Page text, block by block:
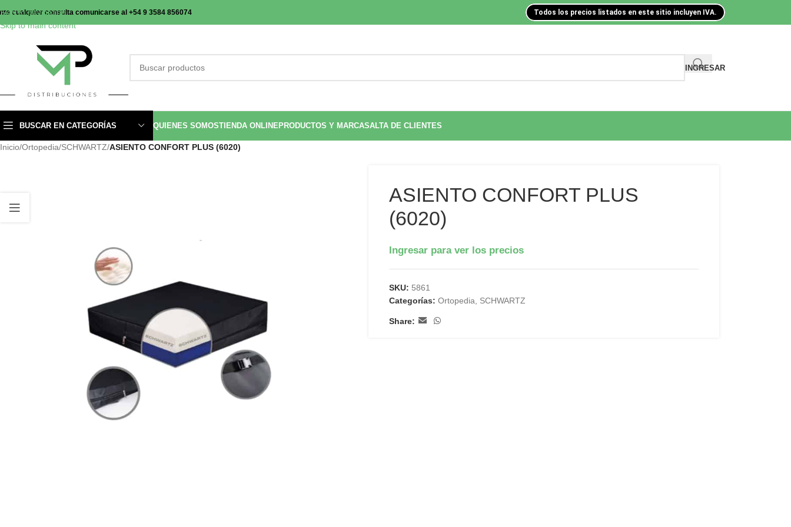
Skip to navigation
Skip to main content
cualquier consulta comunicarse al +54 9 3584 856074 Todos los precios listados en este sitio incluyen IVA.
INGRESAR
BUSCAR EN CATEGORÍAS QUIENES SOMOSTIENDA ONLINEPRODUCTOS Y MARCASALTA DE CLIENTES
Inicio/Ortopedia/SCHWARTZ/ASIENTO CONFORT PLUS (6020)
ASIENTO CONFORT PLUS
(6020)
Ingresar para ver los precios
SKU: 5861
Categorías: Ortopedia SCHWARTZ
Share: